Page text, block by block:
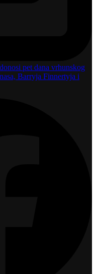
pet dana vrhunskog
Barryja Finnertyja i